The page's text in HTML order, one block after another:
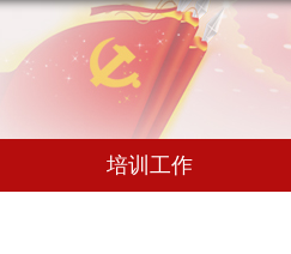
培训工作